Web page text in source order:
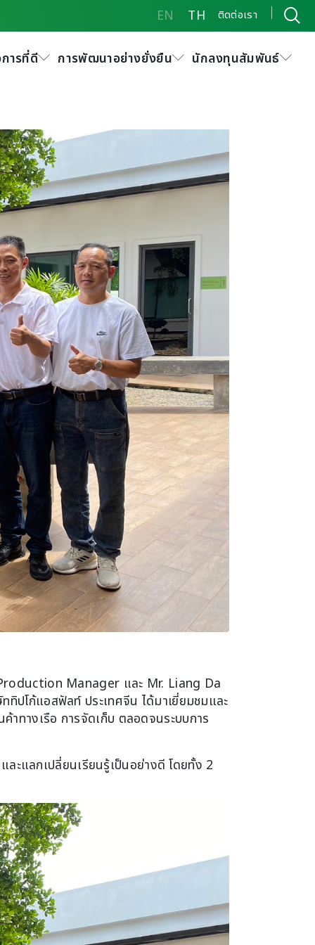
EN TH ติดต่อเรา
ารที่ดี การพัฒนาอย่างยั่งยืน นักลงทุนสัมพันธ์
าน
Manager และ Mr. Liang Da
โก้แอสฟัลท์ ประเทศจีน ได้มาเยี่ยมชมและ
าทางเรือ การจัดเก็บ ตลอดจนระบบการ
ะแลกเปลี่ยนเรียนรู้เป็นอย่างดี โดยทั้ง 2